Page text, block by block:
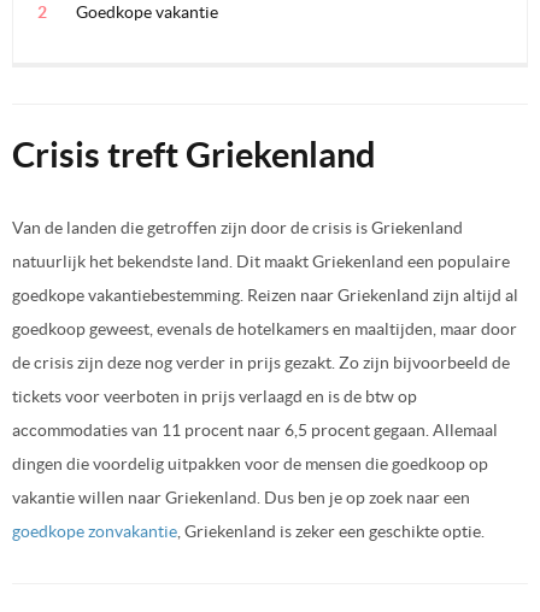
Goedkope vakantie
Crisis treft Griekenland
Van de landen die getroffen zijn door de crisis is Griekenland
natuurlijk het bekendste land. Dit maakt Griekenland een populaire
goedkope vakantiebestemming. Reizen naar Griekenland zijn altijd al
goedkoop geweest, evenals de hotelkamers en maaltijden, maar door
de crisis zijn deze nog verder in prijs gezakt. Zo zijn bijvoorbeeld de
tickets voor veerboten in prijs verlaagd en is de btw op
accommodaties van 11 procent naar 6,5 procent gegaan. Allemaal
dingen die voordelig uitpakken voor de mensen die goedkoop op
vakantie willen naar Griekenland. Dus ben je op zoek naar een
goedkope zonvakantie , Griekenland is zeker een geschikte optie.